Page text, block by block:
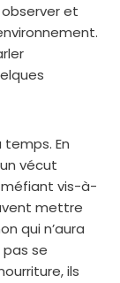
et
En
vécut
méfiant vis-à-
mettre
qui n’aura
se
ils